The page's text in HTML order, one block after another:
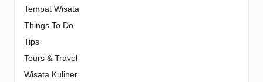
Tempat Wisata
Things To Do
Tips
Tours & Travel
Wisata Kuliner